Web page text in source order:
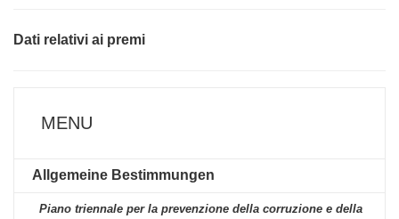
Dati relativi ai premi
MENU
Allgemeine Bestimmungen
Piano triennale per la prevenzione della corruzione e della